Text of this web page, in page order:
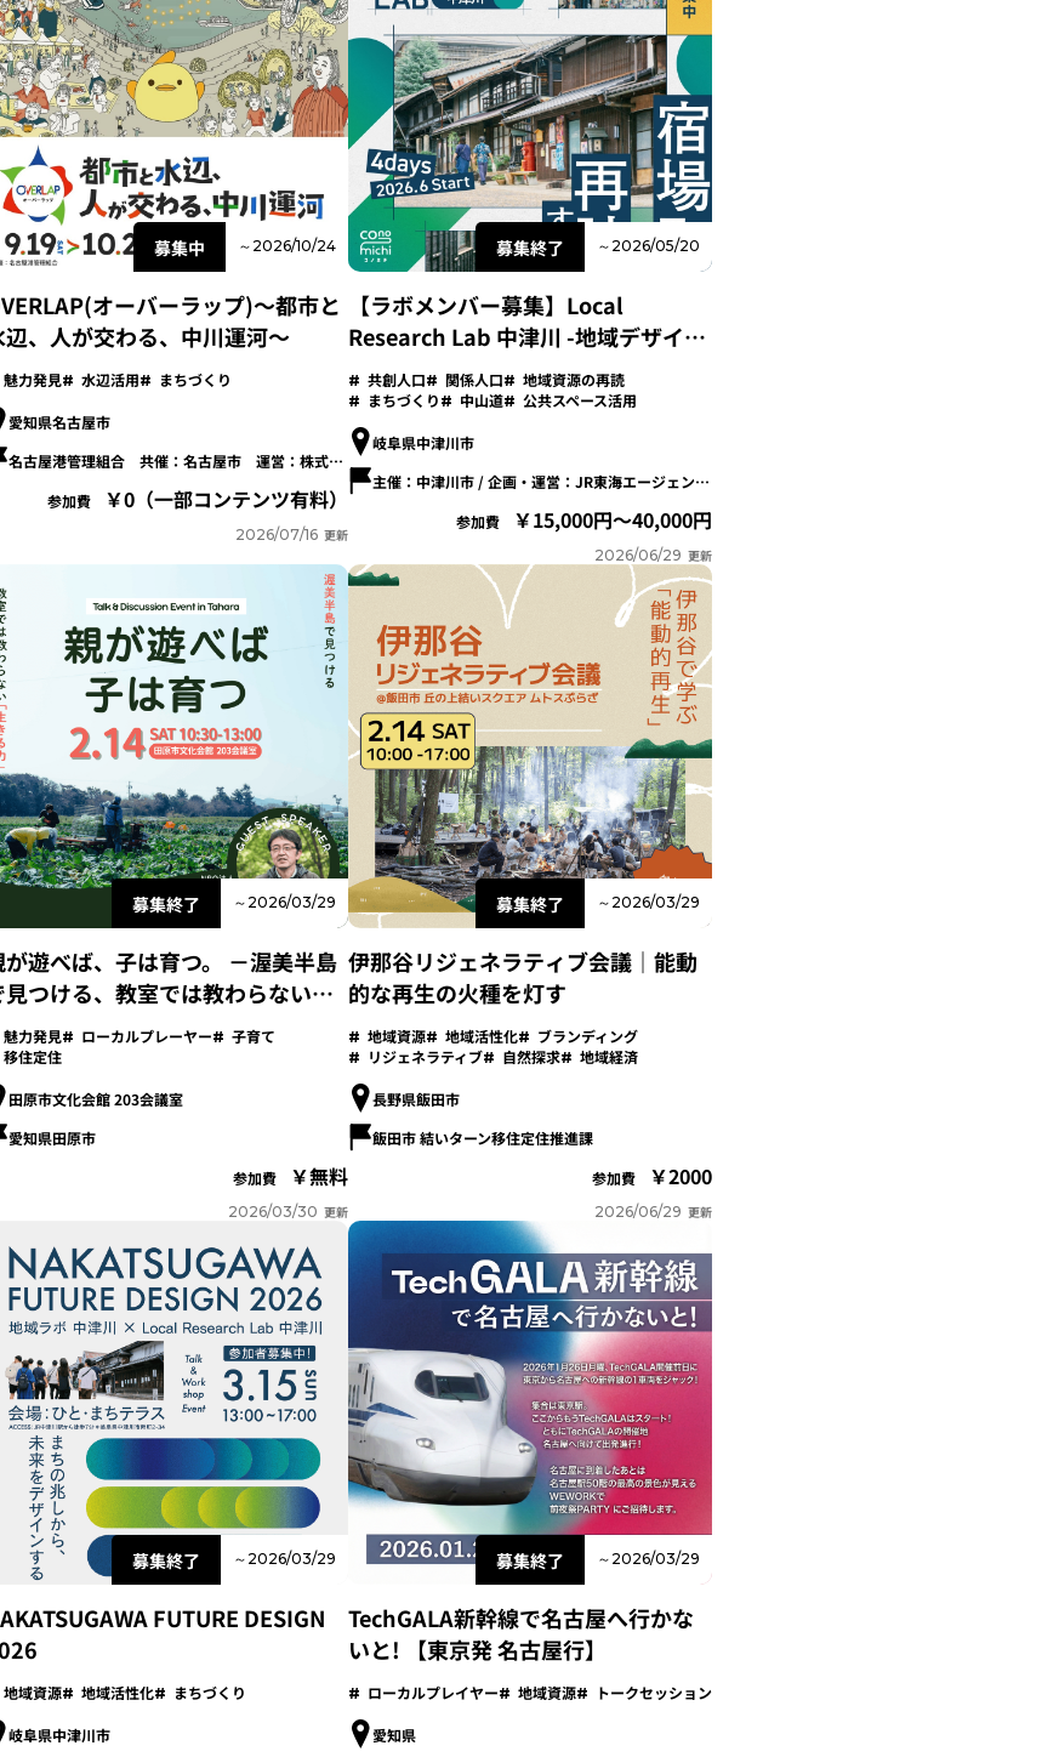
募集中 ～2026/10/24
オーバーラップ)～都市と
辺、人が交わる、中川運河～
魅力発見 水辺活用 まちづくり
愛知県名古屋市
名古屋港管理組合 共催：名古屋市 運営：株式会社JR東海エージェンシー
参加費
0（一部コンテンツ有料）
2026/07/16 更新
募集終了 ～2026/05/20
【ラボメンバー募集】Local
Research Lab 中津川 -地域デザイン
プログラム-
共創人口 関係人口
地域資源の再読
まちづくり
中山道 公共スペース活用
岐阜県中津川市
主催：中津川市 / 企画・運営：JR東海エージェンシー / 協力：KESIKI
参加費
15,000円～40,000円
2026/06/29 更新
募集終了 ～2026/03/29
遊べば、子は育つ。 －渥美半島
見つける、教室では教わらない
生きる力」－
魅力発見 ローカルプレーヤー
子育て
移住定住
田原市文化会館 203会議室
愛知県田原市
参加費
無料
2026/03/30 更新
募集終了 ～2026/03/29
伊那谷リジェネラティブ会議｜能動
的な再生の火種を灯す
地域資源 地域活性化
ブランディング
リジェネラティブ
自然探求 地域経済
長野県飯田市
飯田市 結いターン移住定住推進課
参加費
2000
2026/06/29 更新
募集終了 ～2026/03/29
FUTURE DESIGN
地域資源 地域活性化 まちづくり
岐阜県中津川市
募集終了 ～2026/03/29
TechGALA新幹線で名古屋へ行かな
いと! 【東京発 名古屋行】
ローカルプレイヤー 地域資源 トークセッション
愛知県